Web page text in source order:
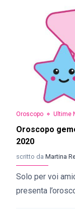
Oroscopo Ultime
Oroscopo
2020
scritto da Martina
Solo per voi
presenta